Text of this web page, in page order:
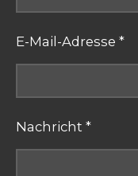
E-Mail-Adresse *
Nachricht *